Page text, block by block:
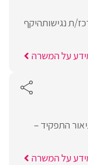
ת נגישותהיקף
על המשרה
משרה – 100% המשרה.תיאור התפקיד –
על המשרה